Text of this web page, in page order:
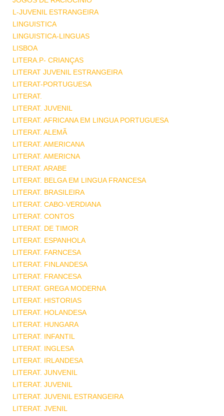
L-JUVENIL ESTRANGEIRA
LINGUISTICA
LINGUISTICA-LINGUAS
LISBOA
LITERA.P- CRIANÇAS
LITERAT JUVENIL ESTRANGEIRA
LITERAT-PORTUGUESA
LITERAT.
LITERAT. JUVENIL
LITERAT. AFRICANA EM LINGUA PORTUGUESA
LITERAT. ALEMÃ
LITERAT. AMERICANA
LITERAT. AMERICNA
LITERAT. ARABE
LITERAT. BELGA EM LINGUA FRANCESA
LITERAT. BRASILEIRA
LITERAT. CABO-VERDIANA
LITERAT. CONTOS
LITERAT. DE TIMOR
LITERAT. ESPANHOLA
LITERAT. FARNCESA
LITERAT. FINLANDESA
LITERAT. FRANCESA
LITERAT. GREGA MODERNA
LITERAT. HISTORIAS
LITERAT. HOLANDESA
LITERAT. HUNGARA
LITERAT. INFANTIL
LITERAT. INGLESA
LITERAT. IRLANDESA
LITERAT. JUNVENIL
LITERAT. JUVENIL
LITERAT. JUVENIL ESTRANGEIRA
LITERAT. JVENIL